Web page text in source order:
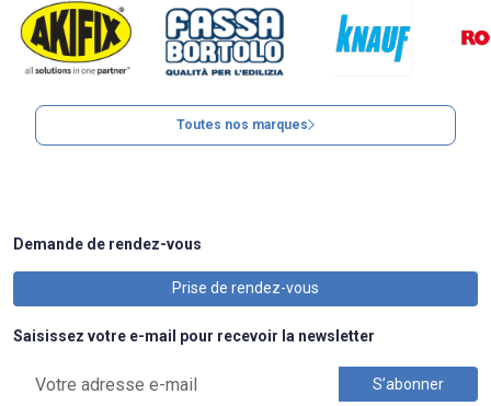
Toutes nos marques
Demande de rendez-vous
Prise de rendez-vous
Saisissez votre e-mail pour recevoir la newsletter